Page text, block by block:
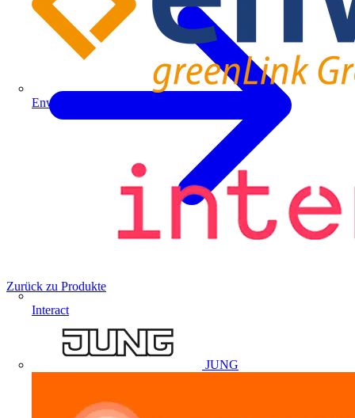
Enwitec
Interact
JUNG
Zurück zu Produkte